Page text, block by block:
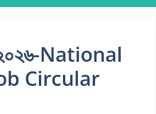
২০২৬-National
Circular